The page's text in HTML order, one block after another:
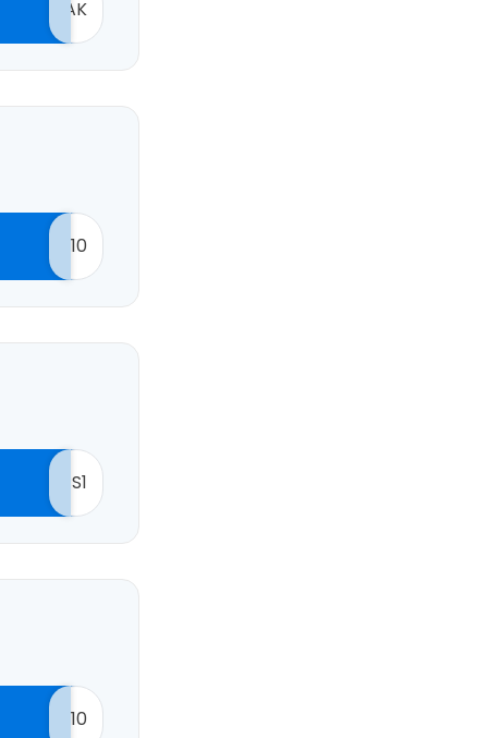
AK
10
S1
10
Weiter mit Google